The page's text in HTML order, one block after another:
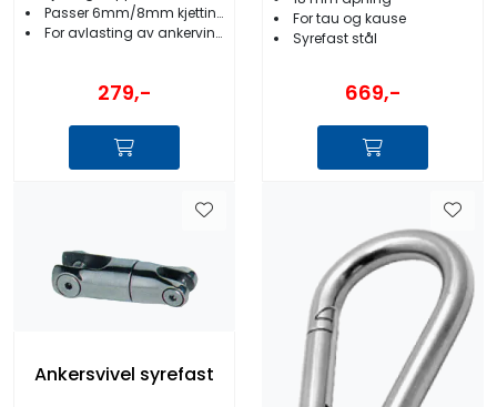
Passer 6mm/8mm kjetting
For avlasting av ankervinsj
279,-
For tau og kause
Syrefast stål
669,-
Ankersvivel syrefast